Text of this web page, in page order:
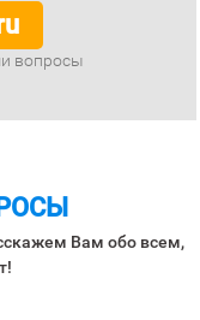
вопросы
Вам обо всем,